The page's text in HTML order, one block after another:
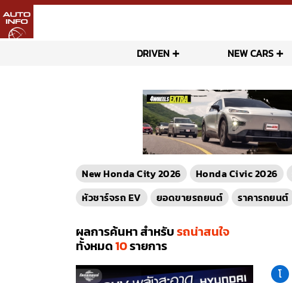
DRIVEN NEW CARS
New Honda City 2026 Honda Civic 2026
หัวชาร์จรถ EV
ยอดขายรถยนต์ ราคารถยนต์
ผลการค้นหา สำหรับรถน่าสนใจ
ทั้งหมด10รายการ
โ